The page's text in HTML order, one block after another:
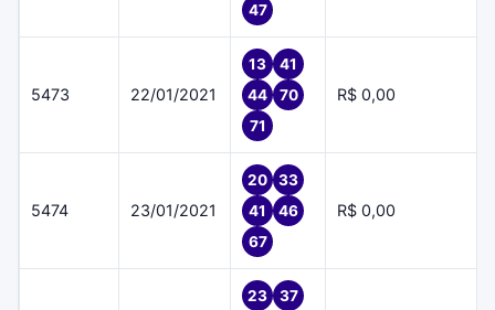
47
5473 22/01/2021
13
41
44
70
71
R$ 0,00
5474 23/01/2021
20
33
41
46
67
R$ 0,00
23
37